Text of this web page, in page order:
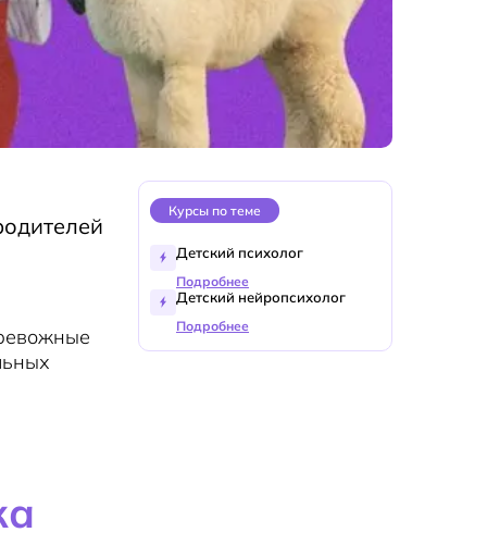
Курсы по теме
Детский психолог
Подробнее
Детский нейропсихолог
Подробнее